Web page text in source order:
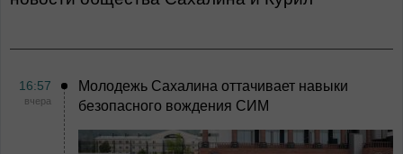
16:57
вчера
Молодежь Сахалина оттачивает навыки
безопасного вождения СИМ